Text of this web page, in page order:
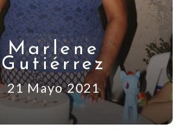
Marlene
Gutiérrez
21 Mayo 2021